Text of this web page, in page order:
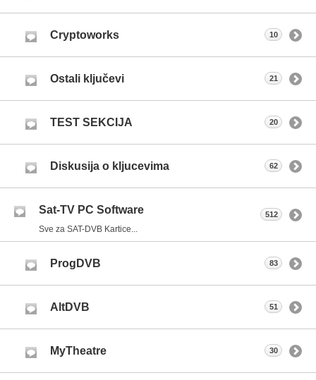
Cryptoworks 10
Ostali ključevi 21
TEST SEKCIJA 20
Diskusija o kljucevima 62
Sat-TV PC Software
Sve za SAT-DVB Kartice...
512
ProgDVB 83
AltDVB 51
MyTheatre 30